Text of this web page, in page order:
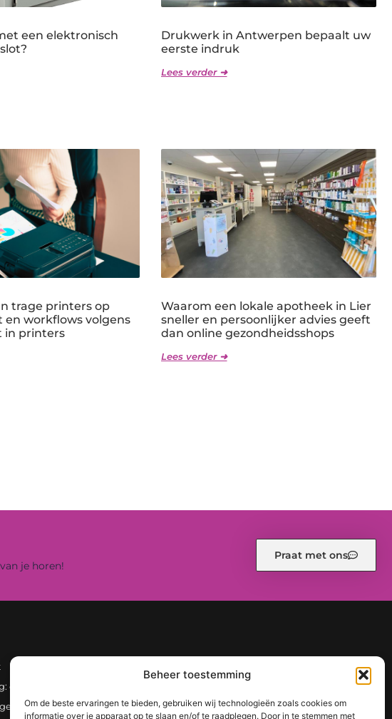
Beheer toestemming
Om de beste ervaringen te bieden, gebruiken wij technologieën zoals cookies om
informatie over je apparaat op te slaan en/of te raadplegen. Door in te stemmen met
een elektronisch
Drukwerk in Antwerpen bepaalt uw
eerste indruk
Lees verder ➜
trage printers op
workflows volgens
in printers
Waarom een lokale apotheek in Lier
sneller en persoonlijker advies geeft
dan online gezondheidsshops
Lees verder ➜
je horen!
Praat met ons
de sleutel tot een sterke online positie
online